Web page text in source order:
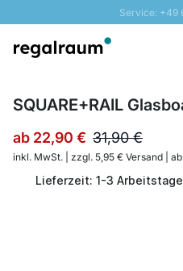
Service: +49
Schnelle Lieferung -
SQUARE+RAIL
ab 22,90 € 31,90 €
inkl. MwSt. | zzgl. 5,95 € Versand |
Lieferzeit: 1-3 Arbeitstage